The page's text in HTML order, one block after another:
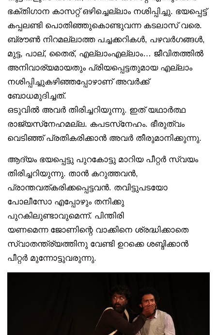
ഭക്തിഗാന കാസറ്റ് ഒഴിച്ചെല്ലാം നശിപ്പിച്ചു. ഭയപ്പെട്ട്
കപ്പലണ്ടി പൊതിഞ്ഞുകൊണ്ടുവന്ന കടലാസ് വരെ.
ബ്രൗൺ നിറമല്ലാത്ത പച്ചക്കറികൾ, പഴവർഗങ്ങൾ,
മുട്ട, പാല്, തൈര്, എല്ലാംഎല്ലാം… ജീവിതത്തിൽ
അനിവാര്യമായതും പ്രിയപ്പെട്ടതുമായ എല്ലാം
നശിപ്പിച്ചുകഴിഞ്ഞപ്പോഴാണ് അവർക്ക്
ബോധമുദിച്ചത്.
ഒടുവിൽ അവർ തിരിച്ചറിയുന്നു. ഇത് യഥാർത്ഥ
രാജ്യസ്‌നേഹമല്ല. കപടസ്‌നേഹം. ഭീരുത്വം
വെടിഞ്ഞ് പ്രതികരിക്കാൻ അവർ തീരുമാനിക്കുന്നു.
ആദ്യം ഭയപ്പെട്ടു പുറകോട്ടു മാറിയ പീറ്റർ സ്വയം
തിരിച്ചറിയുന്നു. താൻ കറുത്തവൻ,
പ്രാന്തവത്കരിക്കപ്പെട്ടവൻ. തവിട്ടുപടയോ
പോലീസോ എപ്പോഴും തനിക്കു
പുറകിലുണ്ടാവുമെന്ന്. പിന്തിരി
യണമെന്ന ജോണിന്റെ വാക്കിനെ ശ്രദ്ധിക്കാതെ
സ്വാതന്ത്ര്യത്തിനു വേണ്ടി ഉറക്കെ ശബ്ദിക്കാൻ
പീറ്റർ മുന്നോട്ടുവരുന്നു.